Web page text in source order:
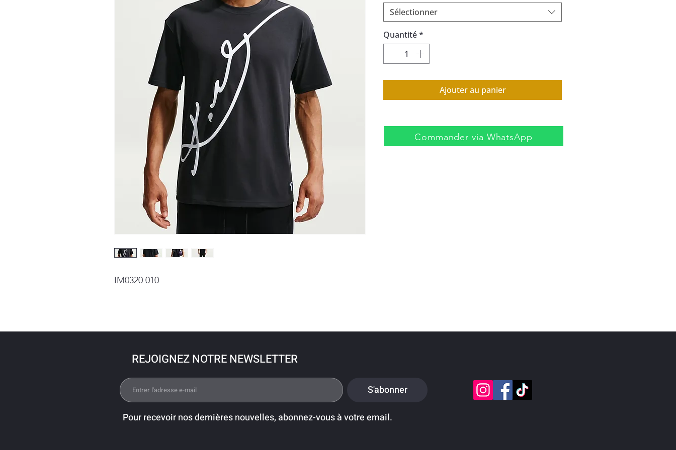
IM0320 010
Sélectionner
Quantité*
Ajouter au panier
Commander via WhatsApp
REJOIGNEZ NOTRE NEWSLETTER
S'abonner
Pour recevoir nos dernières nouvelles, abonnez-vous à votre email.